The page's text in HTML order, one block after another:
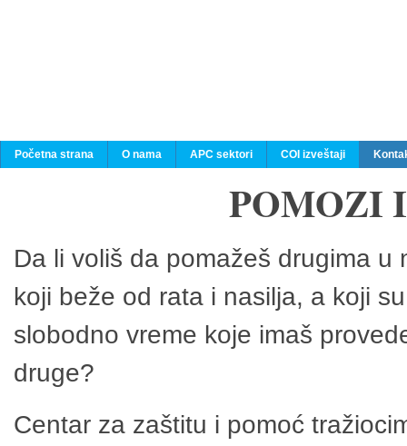
Početna strana O nama APC sektori COI izveštaji
POMOZI
Da li voliš da pomažeš drugima
koji beže od rata i nasilja, a koji
slobodno vreme koje imaš
druge?
Centar za zaštitu i pomoć